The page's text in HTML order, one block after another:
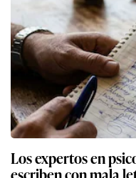
Los expertos en